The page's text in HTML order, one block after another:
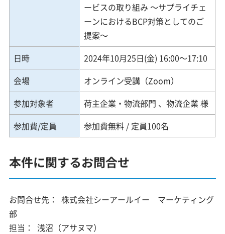
ービスの取り組み ～サプライチェ
ーンにおけるBCP対策としてのご
提案～
日時
2024年10月25日(金) 16:00～17:10
会場
オンライン受講（Zoom）
参加対象者
荷主企業・物流部門 、物流企業 様
参加費/定員
参加費無料 / 定員100名
本件に関するお問合せ
お問合せ先：
株式会社シーアールイー マーケティング
部
担当：
浅沼（アサヌマ）